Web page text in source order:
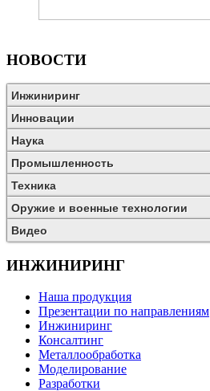
НОВОСТИ
Инжиниринг
Инновации
Наука
Промышленность
Техника
Оружие и военные технологии
Видео
ИНЖИНИРИНГ
Наша продукция
Презентации по направлениям
Инжиниринг
Консалтинг
Металлообработка
Моделирование
Разработки